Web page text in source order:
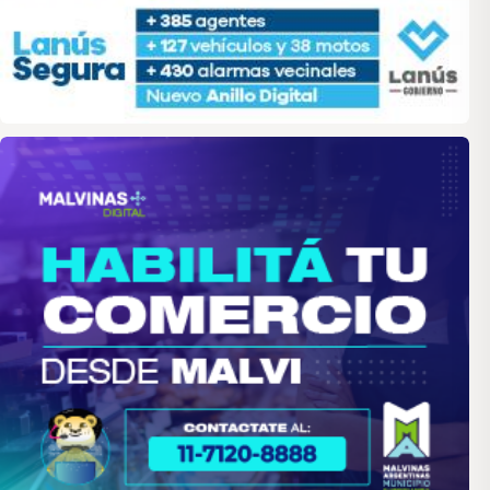
malvinas